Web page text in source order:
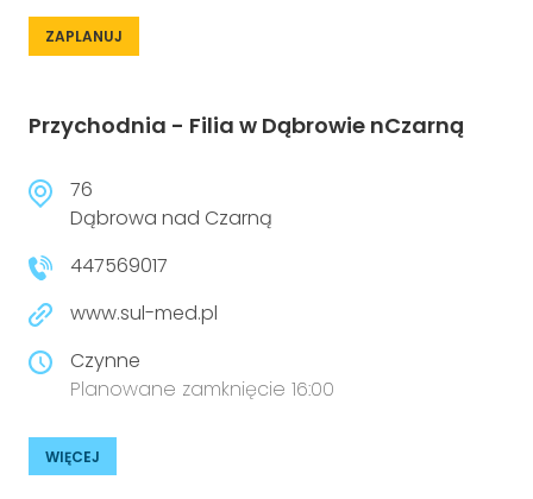
ZAPLANUJ
Przychodnia - Filia w Dąbrowie nCzarną
76
Dąbrowa nad Czarną
447569017
www.sul-med.pl
Czynne
Planowane zamknięcie 16:00
WIĘCEJ